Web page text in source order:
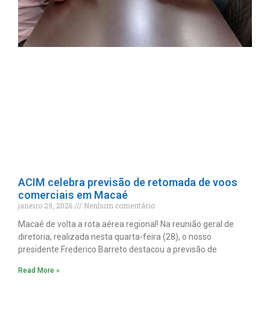
ACIM celebra previsão de retomada de voos
comerciais em Macaé
janeiro 29, 2026
Nenhum comentário
Macaé de volta a rota aérea regional! Na reunião geral de
diretoria, realizada nesta quarta-feira (28), o nosso
presidente Frederico Barreto destacou a previsão de
Read More »